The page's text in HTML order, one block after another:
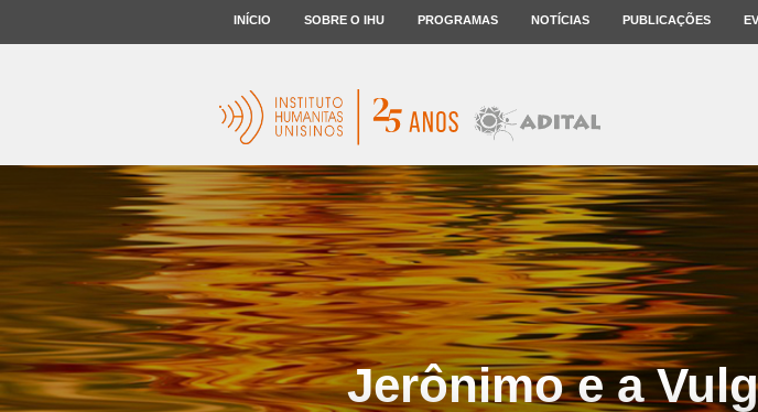
INÍCIO SOBRE O IHU PROGRAMAS NOTÍCIAS PUBLICAÇÕES
Jerônimo e a